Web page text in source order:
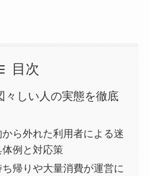
目次
々しい人の実態を徹底
ら外れた利用者による迷
例と対応策
帰りや大量消費が運営に